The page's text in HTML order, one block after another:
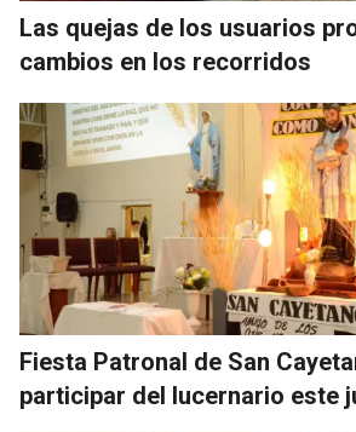
Las quejas de los usuarios
cambios en los recorridos
Fiesta Patronal de San
participar del lucernario este